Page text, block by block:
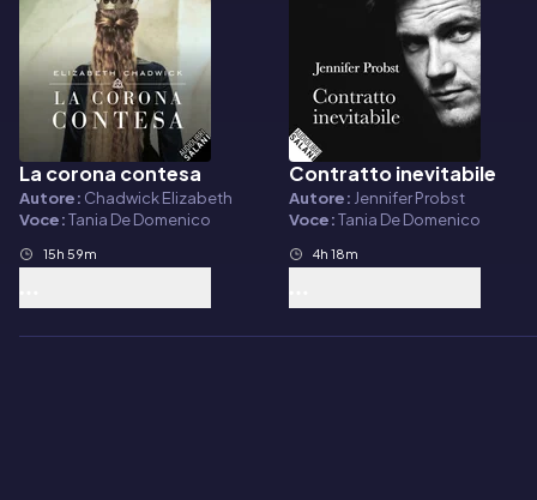
Audiolibro
La corona contesa
Autore: Chadwick Elizabeth
Voce:Tania De Domenico
15h 59m
Audiolibro
Contratto inevitabile
Autore: Jennifer Probst
Voce:Tania De Domenico
4h 18m